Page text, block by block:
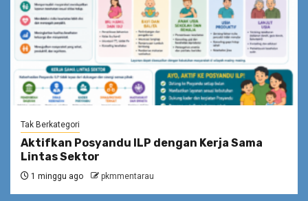
Tak Berkategori
Aktifkan Posyandu ILP dengan Kerja Sama
Lintas Sektor
1 minggu ago pkmmentarau